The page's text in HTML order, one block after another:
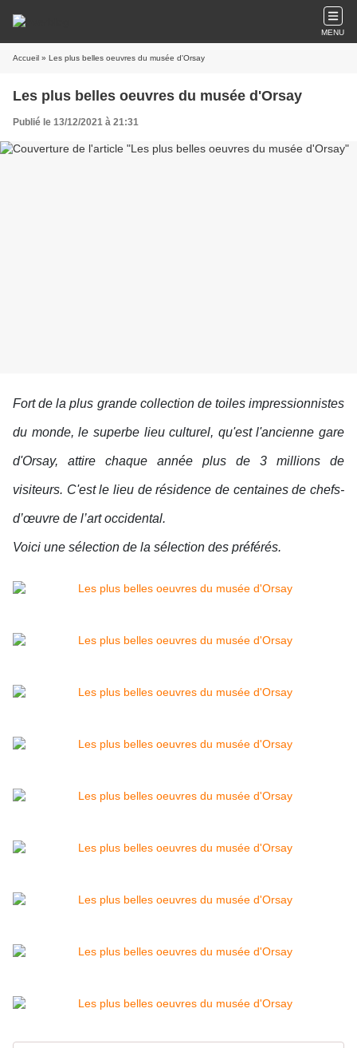
MENU
Accueil » Les plus belles oeuvres du musée d'Orsay
Les plus belles oeuvres du musée d'Orsay
Publié le 13/12/2021 à 21:31
Fort de la plus grande collection de toiles impressionnistes
du monde, le superbe lieu culturel, qu'est l'ancienne gare
d'Orsay, attire chaque année plus de 3 millions de
visiteurs. C'est le lieu de résidence de centaines de chefs-
d’œuvre de l’art occidental.
Voici une sélection de la sélection des préférés.